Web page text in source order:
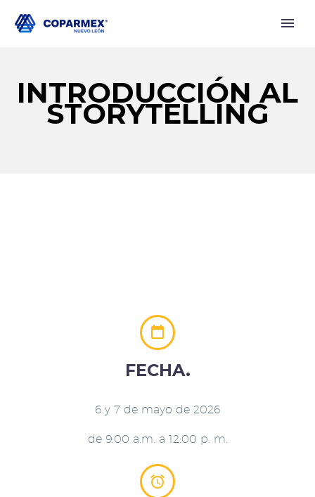
INTRODUCCIÓN AL
STORYTELLING


FECHA.
6 y 7 de mayo de 2026
de 9:00 a.m. a 12:00 p. m.

